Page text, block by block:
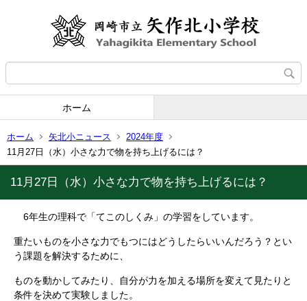
ホーム
ホーム 矢北小ニュース
2024年度
11月27日（水）小さな力で物を持ち上げるには？
11月27日（水）小さな力で物を持ち上げるには？
6年生の理科で「てこのしくみ」の学習をしています。
重たいものを小さな力でもつにはどうしたらいいんだろう？とい
う課題を解決するために、
ものを動かしてみたり、自分が力を加える場所を変えて見たりと
条件を決めて実験しました。